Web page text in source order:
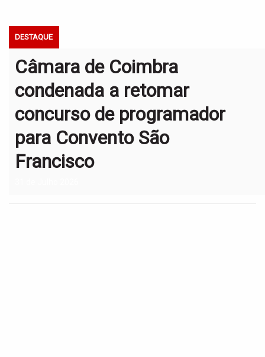
DESTAQUE
Câmara de Coimbra
condenada a retomar
concurso de programador
para Convento São
Francisco